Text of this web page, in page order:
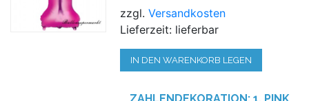
zzgl.Versandkosten
Lieferzeit: lieferbar
IN DEN WARENKORB LEGEN